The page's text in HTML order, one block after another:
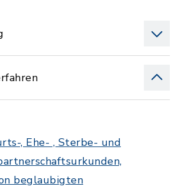
, Ehe- , Sterbe- und
beglaubigten